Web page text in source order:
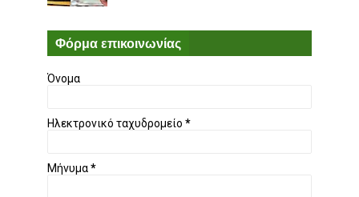
Φόρμα επικοινωνίας
Όνομα
Ηλεκτρονικό ταχυδρομείο *
Μήνυμα*